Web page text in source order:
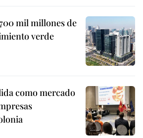
mil millones de
verde
como mercado